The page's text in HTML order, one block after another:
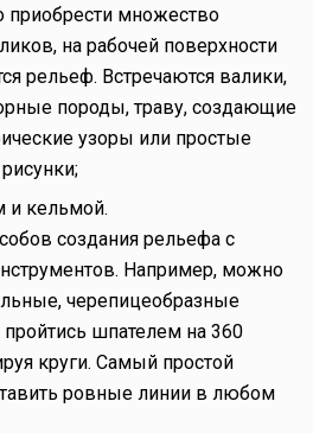
множество
на рабочей поверхности
рельеф. Встречаются валики,
породы, траву, создающие
узоры или простые
и кельмой.
создания рельефа с
Например, можно
черепицеобразные
пройтись шпателем на 360
круги. Самый простой
ровные линии в любом